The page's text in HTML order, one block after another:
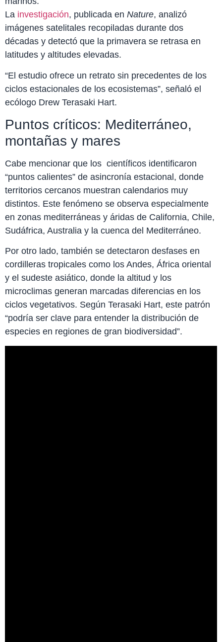
La investigación, publicada en Nature, analizó
imágenes satelitales recopiladas durante dos
décadas y detectó que la primavera se retrasa en
latitudes y altitudes elevadas.
“El estudio ofrece un retrato sin precedentes de los
ciclos estacionales de los ecosistemas”, señaló el
ecólogo Drew Terasaki Hart.
Puntos críticos: Mediterráneo,
montañas y mares
Cabe mencionar que los científicos identificaron
“puntos calientes” de asincronía estacional, donde
territorios cercanos muestran calendarios muy
distintos. Este fenómeno se observa especialmente
en zonas mediterráneas y áridas de California, Chile,
Sudáfrica, Australia y la cuenca del Mediterráneo.
Por otro lado, también se detectaron desfases en
cordilleras tropicales como los Andes, África oriental
y el sudeste asiático, donde la altitud y los
microclimas generan marcadas diferencias en los
ciclos vegetativos. Según Terasaki Hart, este patrón
“podría ser clave para entender la distribución de
especies en regiones de gran biodiversidad”.